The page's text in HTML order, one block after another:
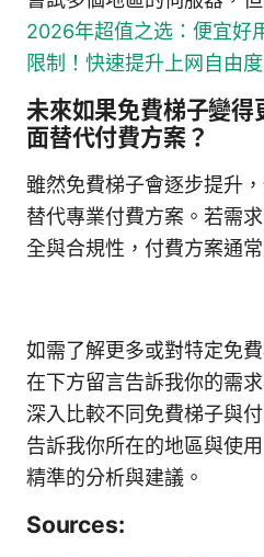
2026年超值之选：便宜好
限制！快速提升上网自由
未來如果免費梯子變
面替代付費方案？
雖然免費梯子會逐步提升
替代專業付費方案。若需
全與合規性，付費方案通
如需了解更多或對特定免
在下方留言告訴我你的需
深入比較不同免費梯子與
告訴我你所在的地區與使
精準的分析與建議。
Sources: